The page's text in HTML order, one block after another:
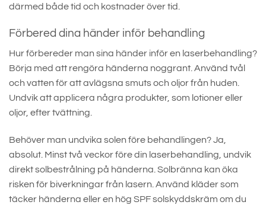
därmed både tid och kostnader över tid.
Förbered dina händer inför behandling
Hur förbereder man sina händer inför en laserbehandling?
Börja med att rengöra händerna noggrant. Använd tvål
och vatten för att avlägsna smuts och oljor från huden.
Undvik att applicera några produkter, som lotioner eller
oljor, efter tvättning.
Behöver man undvika solen före behandlingen? Ja,
absolut. Minst två veckor före din laserbehandling, undvik
direkt solbestrålning på händerna. Solbränna kan öka
risken för biverkningar från lasern. Använd kläder som
täcker händerna eller en hög SPF solskyddskräm om du